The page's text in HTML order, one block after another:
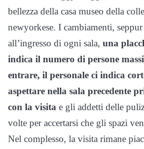
bellezza della casa museo della
newyorkese. I cambiamenti,
all’ingresso di ogni sala, una
indica il numero di persone
entrare, il personale ci indica
aspettare nella sala precedente
con la visita e gli addetti delle
volte per accertarsi che gli spazi
Nel complesso, la visita rimane